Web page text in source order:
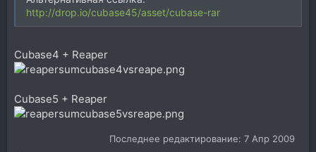
http://drop.io/cubase45/asset/cubase-rar
Cubase4 + Reaper
Cubase5 + Reaper
Последнее редактирование: 7 Апр 2009